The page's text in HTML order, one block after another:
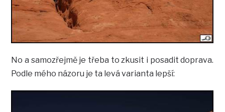
No a samozřejmě je třeba to zkusit i posadit doprava.
Podle mého názoru je ta levá varianta lepší: